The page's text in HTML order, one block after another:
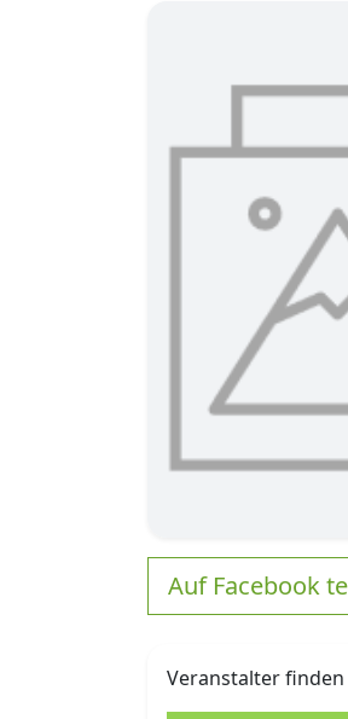
Auf Facebook
Veranstalter